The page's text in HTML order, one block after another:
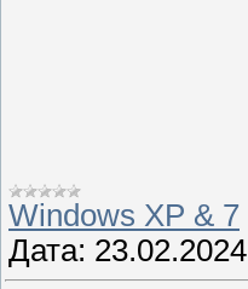
Windows XP & 7
Дата: 23.02.2024